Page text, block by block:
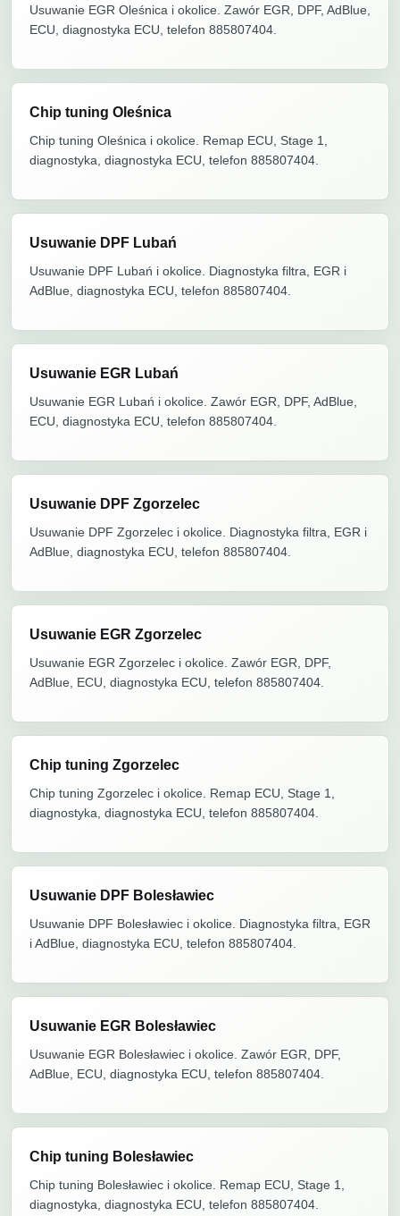
Usuwanie EGR Oleśnica i okolice. Zawór EGR, DPF, AdBlue,
ECU, diagnostyka ECU, telefon 885807404.
Chip tuning Oleśnica
Chip tuning Oleśnica i okolice. Remap ECU, Stage 1,
diagnostyka, diagnostyka ECU, telefon 885807404.
Usuwanie DPF Lubań
Usuwanie DPF Lubań i okolice. Diagnostyka filtra, EGR i
AdBlue, diagnostyka ECU, telefon 885807404.
Usuwanie EGR Lubań
Usuwanie EGR Lubań i okolice. Zawór EGR, DPF, AdBlue,
ECU, diagnostyka ECU, telefon 885807404.
Usuwanie DPF Zgorzelec
Usuwanie DPF Zgorzelec i okolice. Diagnostyka filtra, EGR i
AdBlue, diagnostyka ECU, telefon 885807404.
Usuwanie EGR Zgorzelec
Usuwanie EGR Zgorzelec i okolice. Zawór EGR, DPF,
AdBlue, ECU, diagnostyka ECU, telefon 885807404.
Chip tuning Zgorzelec
Chip tuning Zgorzelec i okolice. Remap ECU, Stage 1,
diagnostyka, diagnostyka ECU, telefon 885807404.
Usuwanie DPF Bolesławiec
Usuwanie DPF Bolesławiec i okolice. Diagnostyka filtra, EGR
i AdBlue, diagnostyka ECU, telefon 885807404.
Usuwanie EGR Bolesławiec
Usuwanie EGR Bolesławiec i okolice. Zawór EGR, DPF,
AdBlue, ECU, diagnostyka ECU, telefon 885807404.
Chip tuning Bolesławiec
Chip tuning Bolesławiec i okolice. Remap ECU, Stage 1,
diagnostyka, diagnostyka ECU, telefon 885807404.